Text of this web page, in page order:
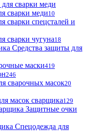
сварки меди10
сварки спецсталей и
сварки чугуна18
Средства защиты для
маски419
246
сварочных масок20
масок сварщика129
Защитные очки
Спецодежда для